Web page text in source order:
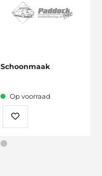
Schoonmaak
Op voorraad